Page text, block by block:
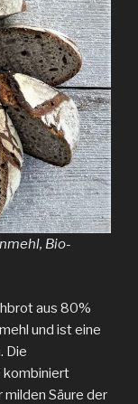
Bio-
aus 80%
und ist eine
Die
kombiniert
Säure der